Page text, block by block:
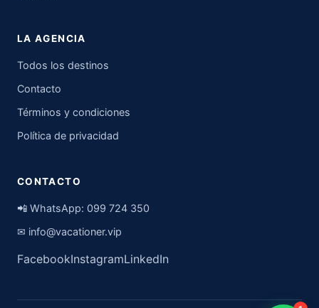
LA AGENCIA
Todos los destinos
Contacto
Términos y condiciones
Política de privacidad
CONTACTO
📲 WhatsApp: 099 724 350
✉ info@vacationer.vip
FacebookInstagramLinkedIn